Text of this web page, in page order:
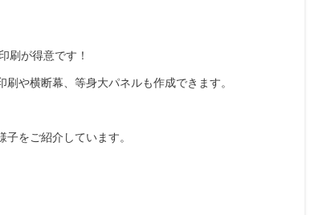
刷が得意です！
や横断幕、等身大パネルも作成できます。
をご紹介しています。